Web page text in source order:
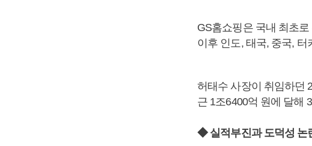
GS홈쇼핑은 국내 최초
이후 인도, 태국, 중국,
허태수 사장이 취임하던
근 1조6400억 원에 달해
◆ 실적부진과 도덕성 논